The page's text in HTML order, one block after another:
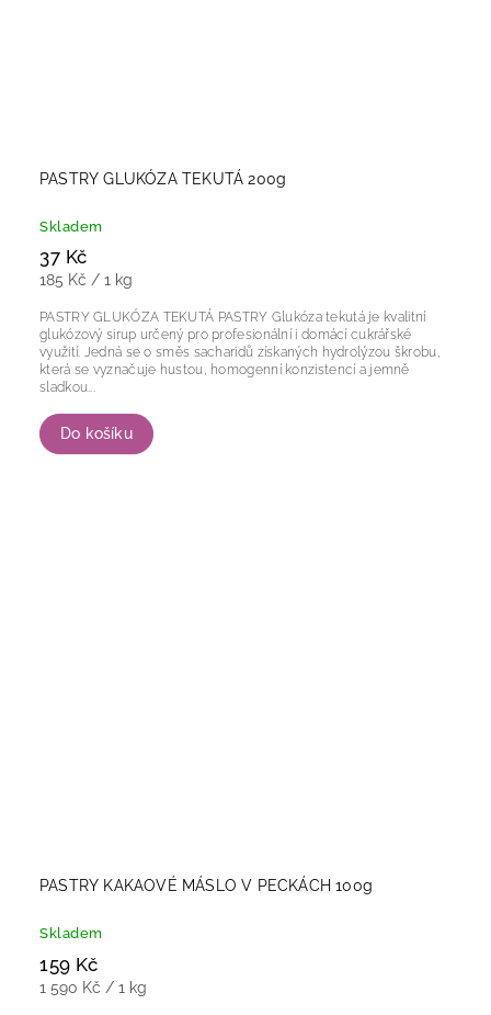
PASTRY GLUKÓZA TEKUTÁ 200g
Skladem
37 Kč
185 Kč / 1 kg
Do košíku
PASTRY GLUKÓZA TEKUTÁ PASTRY Glukóza tekutá je kvalitní
glukózový sirup určený pro profesionální i domácí cukrářské
využití. Jedná se o směs sacharidů získaných hydrolýzou škrobu,
která se vyznačuje hustou, homogenní konzistencí a jemně
sladkou...
PASTRY KAKAOVÉ MÁSLO V PECKÁCH 100g
Skladem
159 Kč
1 590 Kč / 1 kg